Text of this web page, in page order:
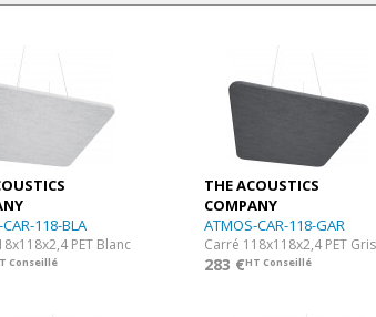
118-BLA
PET Blanc
Conseillé
THE ACOUSTICS
COMPANY
ATMOS-CAR-118-GAR
283 €HT Conseillé